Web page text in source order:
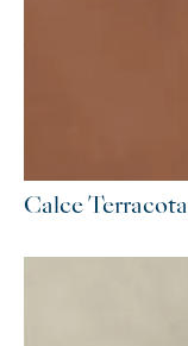
Calce Terracota